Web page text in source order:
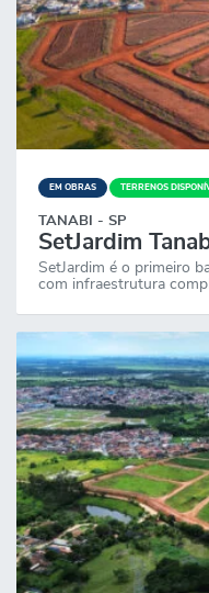
EM OBRAS TERRENOS
TANABI - SP
SetJardim
SetJardim é o primeiro
com infraestrutura